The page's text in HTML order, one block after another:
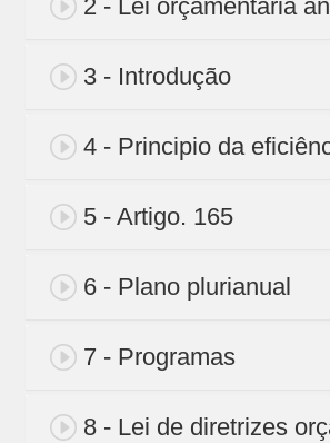
2 - Lei orçamentária
3 - Introdução
4 - Principio da
5 - Artigo. 165
6 - Plano plurianual
7 - Programas
8 - Lei de diretrizes